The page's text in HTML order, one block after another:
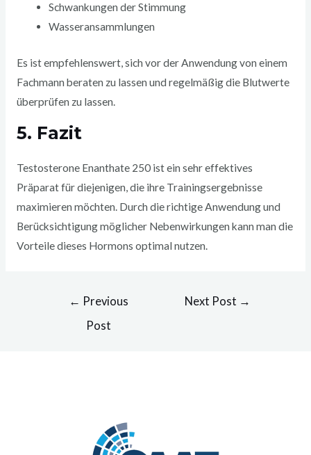
Schwankungen der Stimmung
Wasseransammlungen
Es ist empfehlenswert, sich vor der Anwendung von einem
Fachmann beraten zu lassen und regelmäßig die Blutwerte
überprüfen zu lassen.
5. Fazit
Testosterone Enanthate 250 ist ein sehr effektives
Präparat für diejenigen, die ihre Trainingsergebnisse
maximieren möchten. Durch die richtige Anwendung und
Berücksichtigung möglicher Nebenwirkungen kann man die
Vorteile dieses Hormons optimal nutzen.
← Previous
Post
Next Post →